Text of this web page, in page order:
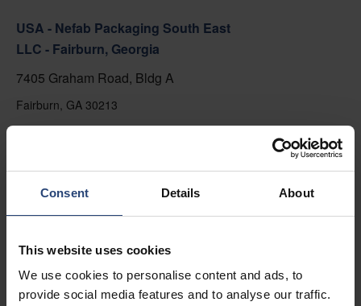
Consent Details About
This website uses cookies
We use cookies to personalise content and ads, to
provide social media features and to analyse our traffic.
USA - Nefab Packaging South East
LLC - Fairburn, Georgia
7405 Graham Road, Bldg A
Fairburn, GA 30213
+1 770-935-6662
Contatti
USA - Nefab Packaging North LLC -
1539 Hunter Rd